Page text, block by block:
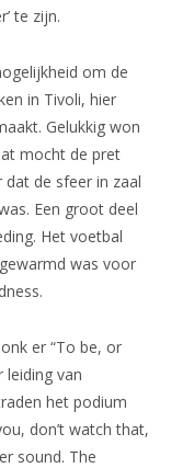
te zijn.
om de
in Tivoli, hier
Gelukkig won
mocht de pret
de sfeer in zaal
Een groot deel
Het voetbal
was voor
er “To be, or
leiding van
het podium
don’t watch that,
sound. The